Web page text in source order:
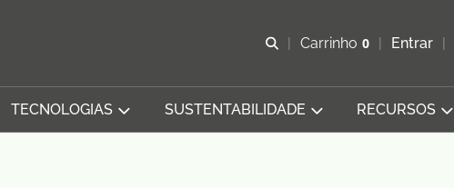
Abrir pesquisa
Carrinho 0
Exibir cesta
Entrar
TECNOLOGIAS SUSTENTABILIDADE RECURSOS